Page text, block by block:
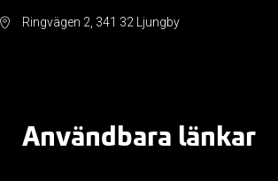
Ringvägen 2, 341 32 Ljungby
Användbara länkar